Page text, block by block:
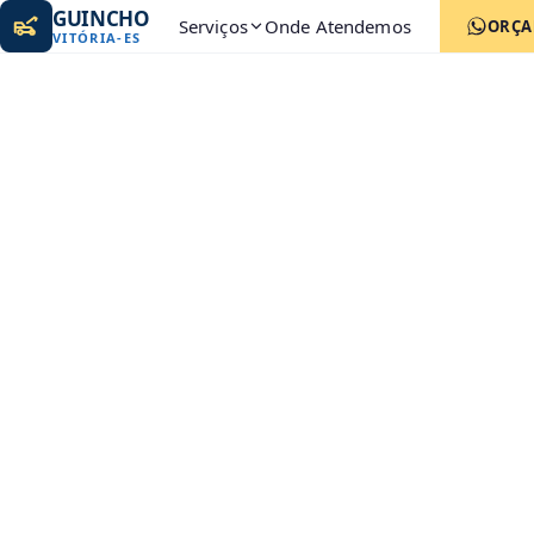
GUINCHO
VITÓRIA- ES Serviços Onde Atendemos